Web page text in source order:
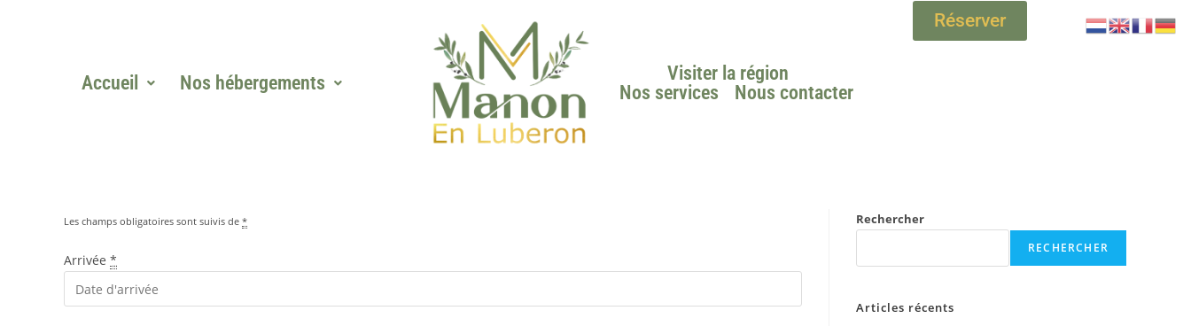
Accueil Nos hébergements
Visiter la région
Nos services
Nous contacter
Réserver
Les champs obligatoires sont suivis de *
Arrivée *
Rechercher
RECHERCHER
Articles récents